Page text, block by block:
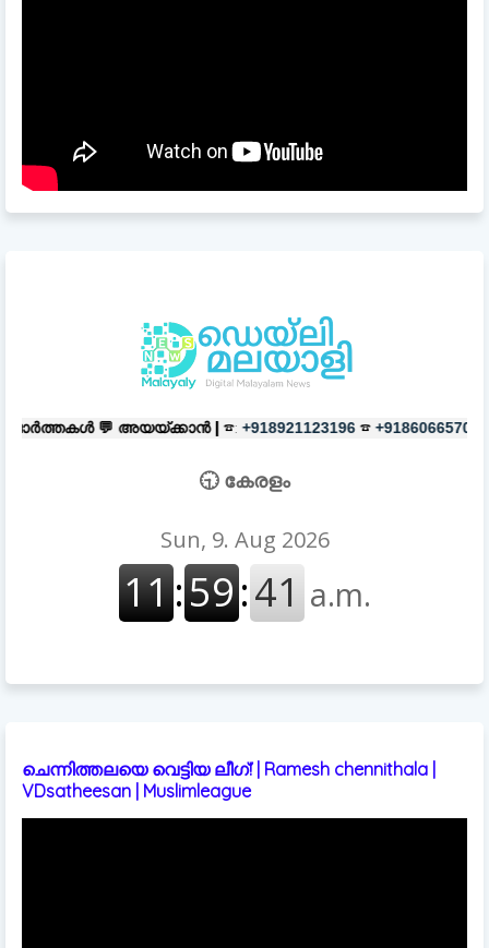
അയയ്ക്കാൻ | ☎: +918921123196 ☎ +918606657037
🕤 കേരളം
ചെന്നിത്തലയെ വെട്ടിയ ലീഗ്! | Ramesh chennithala |
VDsatheesan | Muslimleague